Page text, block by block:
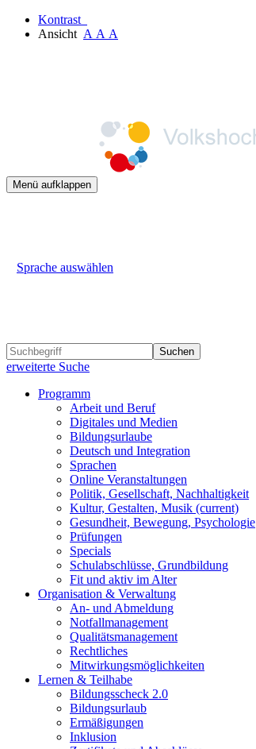
Kontrast
Ansicht A A A
Menü aufklappen
Sprache auswählen
Suchen
erweiterte Suche
Programm
Arbeit und Beruf
Digitales und Medien
Bildungsurlaube
Deutsch und Integration
Sprachen
Online Veranstaltungen
Politik, Gesellschaft, Nachhaltigkeit
Kultur, Gestalten, Musik (current)
Gesundheit, Bewegung, Psychologie
Prüfungen
Specials
Schulabschlüsse, Grundbildung
Fit und aktiv im Alter
Organisation & Verwaltung
An- und Abmeldung
Notfallmanagement
Qualitätsmanagement
Rechtliches
Mitwirkungsmöglichkeiten
Lernen & Teilhabe
Bildungsscheck 2.0
Bildungsurlaub
Ermäßigungen
Inklusion